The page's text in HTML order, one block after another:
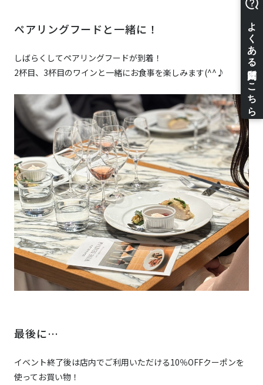
ペアリングフードと一緒に！
しばらくしてペアリングフードが到着！
2杯目、3杯目のワインと一緒にお食事を楽しみます(^^♪
最後に…
イベント終了後は店内でご利用いただける10％OFFクーポンを
使ってお買い物！